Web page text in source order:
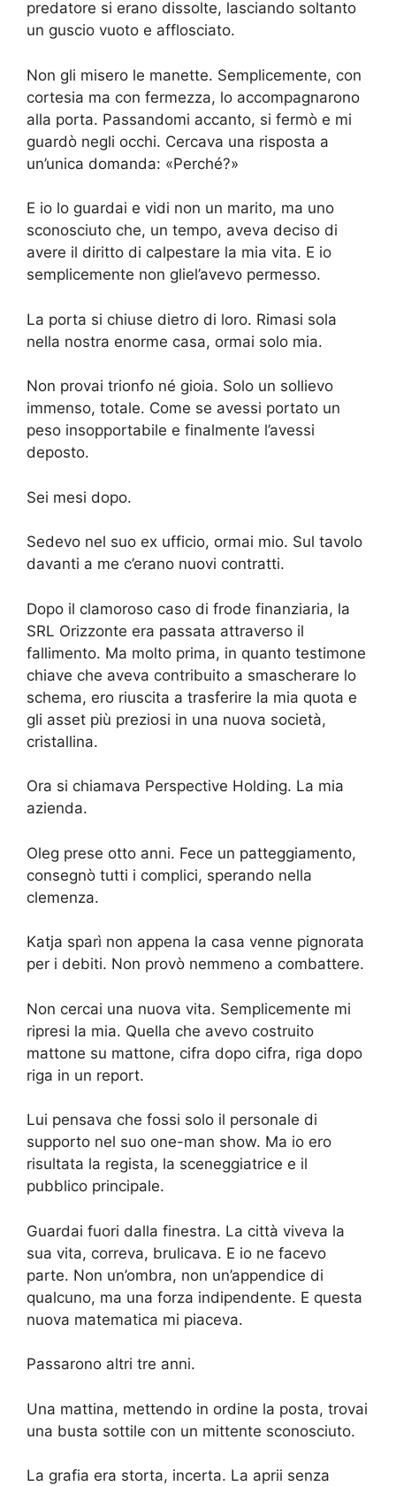
predatore si erano dissolte, lasciando soltanto
un guscio vuoto e afflosciato.
Non gli misero le manette. Semplicemente, con
cortesia ma con fermezza, lo accompagnarono
alla porta. Passandomi accanto, si fermò e mi
guardò negli occhi. Cercava una risposta a
un’unica domanda: «Perché?»
E io lo guardai e vidi non un marito, ma uno
sconosciuto che, un tempo, aveva deciso di
avere il diritto di calpestare la mia vita. E io
semplicemente non gliel’avevo permesso.
La porta si chiuse dietro di loro. Rimasi sola
nella nostra enorme casa, ormai solo mia.
Non provai trionfo né gioia. Solo un sollievo
immenso, totale. Come se avessi portato un
peso insopportabile e finalmente l’avessi
deposto.
Sei mesi dopo.
Sedevo nel suo ex ufficio, ormai mio. Sul tavolo
davanti a me c’erano nuovi contratti.
Dopo il clamoroso caso di frode finanziaria, la
SRL Orizzonte era passata attraverso il
fallimento. Ma molto prima, in quanto testimone
chiave che aveva contribuito a smascherare lo
schema, ero riuscita a trasferire la mia quota e
gli asset più preziosi in una nuova società,
cristallina.
Ora si chiamava Perspective Holding. La mia
azienda.
Oleg prese otto anni. Fece un patteggiamento,
consegnò tutti i complici, sperando nella
clemenza.
Katja sparì non appena la casa venne pignorata
per i debiti. Non provò nemmeno a combattere.
Non cercai una nuova vita. Semplicemente mi
ripresi la mia. Quella che avevo costruito
mattone su mattone, cifra dopo cifra, riga dopo
riga in un report.
Lui pensava che fossi solo il personale di
supporto nel suo one-man show. Ma io ero
risultata la regista, la sceneggiatrice e il
pubblico principale.
Guardai fuori dalla finestra. La città viveva la
sua vita, correva, brulicava. E io ne facevo
parte. Non un’ombra, non un’appendice di
qualcuno, ma una forza indipendente. E questa
nuova matematica mi piaceva.
Passarono altri tre anni.
Una mattina, mettendo in ordine la posta, trovai
una busta sottile con un mittente sconosciuto.
La grafia era storta, incerta. La aprii senza